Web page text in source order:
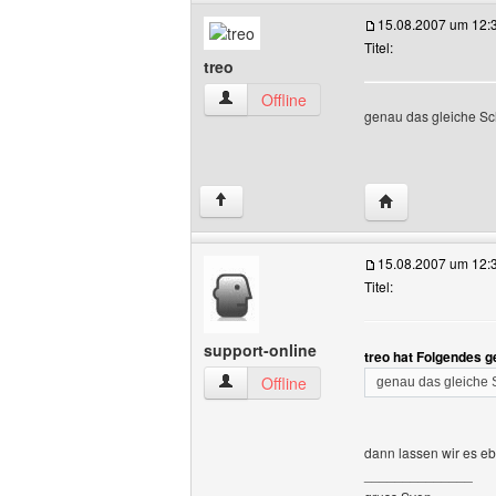
treo
treo Benutzer-Profile anzeigen
Offline
15.08.2007 um
Titel:
genau das gleiche
↑ Website dieses
support-online
support-online Benutzer-Profile
Offline
15.08.2007 um
Titel:
treo hat Folgendes
genau das gleiche
dann lassen wir es